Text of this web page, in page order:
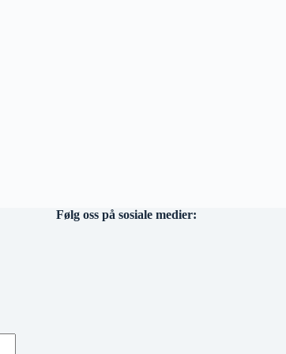
Følg oss på sosiale medier: